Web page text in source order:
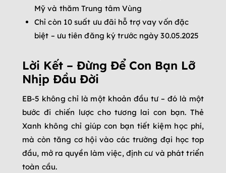
Mỹ và thăm Trung tâm Vùng
Chỉ còn 10 suất ưu đãi hỗ trợ vay vốn đặc
biệt – ưu tiên đăng ký trước ngày 30.05.2025
Lời Kết – Đừng Để Con Bạn Lỡ
Nhịp Đầu Đời
EB-5 không chỉ là một khoản đầu tư – đó là một
bước đi chiến lược cho tương lai con bạn. Thẻ
Xanh không chỉ giúp con bạn tiết kiệm học phí,
mà còn tăng cơ hội vào các trường đại học top
đầu, mở ra quyền làm việc, định cư và phát triển
toàn cầu.